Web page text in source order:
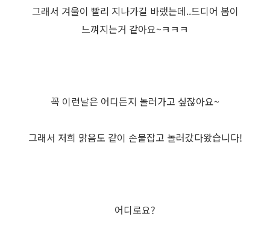
그래서 겨울이 빨리 지나가길 바랬는데..드디어 봄이
느껴지는거 같아요~ㅋㅋㅋ
꼭 이런날은 어디든지 놀러가고 싶잖아요~
그래서 저희 맑음도 같이 손붙잡고 놀러갔다왔습니다!
어디로요?